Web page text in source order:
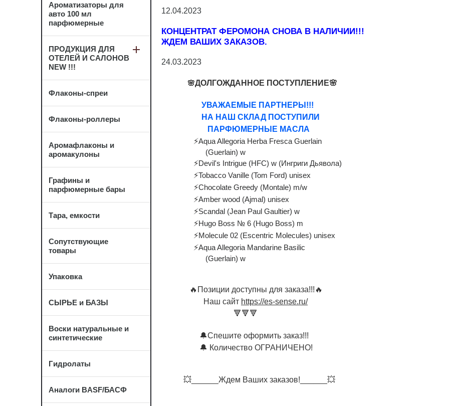
12.04.2023
КОНЦЕНТРАТ ФЕРОМОНА СНОВА В НАЛИЧИИ!!!
ЖДЕМ ВАШИХ ЗАКАЗОВ.
24.03.2023
🌸ДОЛГОЖДАННОЕ ПОСТУПЛЕНИЕ🌸
УВАЖАЕМЫЕ ПАРТНЕРЫ!!!
НА НАШ СКЛАД ПОСТУПИЛИ
ПАРФЮМЕРНЫЕ МАСЛА
⚡️Aqua Allegoria Herba Fresca Guerlain
(Guerlain) w
⚡️Devil's Intrigue (HFC) w (Ингриги Дьявола)
⚡️Tobacco Vanille (Tom Ford) unisex
⚡️Chocolate Greedy (Montale) m/w
⚡️Amber wood (Ajmal) unisex
⚡️Scandal (Jean Paul Gaultier) w
⚡️Hugo Boss № 6 (Hugo Boss) m
⚡️Molecule 02 (Escentric Molecules) unisex
⚡️Aqua Allegoria Mandarine Basilic
(Guerlain) w
🔥Позиции доступны для заказа!!!🔥
Наш сайт https://es-sense.ru/
🔻🔻🔻
🔔Спешите оформить заказ!!!
🔔 Количество ОГРАНИЧЕНО!
💥______Ждем Ваших заказов!______💥
Ароматизаторы для
авто 100 мл
парфюмерные
ПРОДУКЦИЯ ДЛЯ
ОТЕЛЕЙ И САЛОНОВ
NEW !!!
Флаконы-спреи
Флаконы-роллеры
Аромафлаконы и
аромакулоны
Графины и
парфюмерные бары
Тара, емкости
Сопутствующие
товары
Упаковка
СЫРЬЕ и БАЗЫ
Воски натуральные и
синтетические
Гидролаты
Аналоги BASF/БАСФ